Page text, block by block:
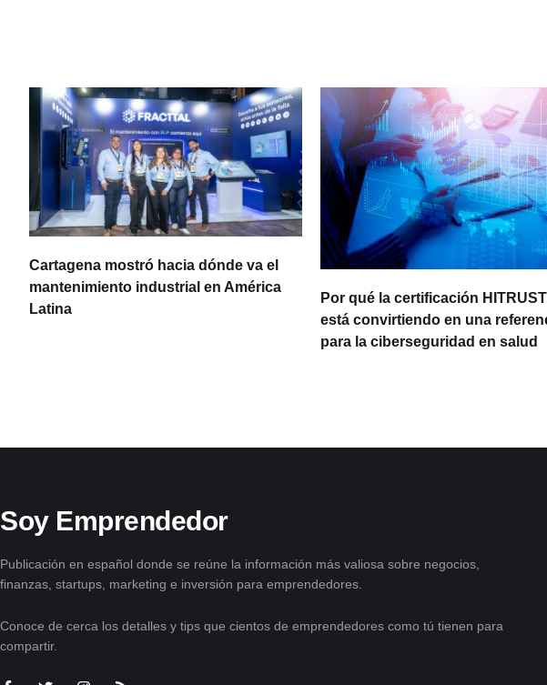
Cartagena mostró hacia dónde va el
mantenimiento industrial en América
Latina
Por qué la certificación
está convirtiendo en una
para la ciberseguridad en salud
Soy Emprendedor
Publicación en español donde se reúne la información más valiosa sobre negocios,
finanzas, startups, marketing e inversión para emprendedores.
Conoce de cerca los detalles y tips que cientos de emprendedores como tú tienen para
compartir.